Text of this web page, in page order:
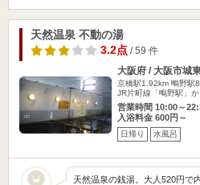
天然温泉 不動の湯
3.2点/ 59 件
大阪府 / 大阪市城
京橋駅1.92km 鴫野駅
JR片町線「鴫野駅」
営業時間 10:00～
入浴料金 600円～
日帰り 水風呂
天然温泉の銭湯。大人520円で